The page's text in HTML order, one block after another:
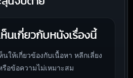
นเกี่ยวกับหนังเรื่องนี้
ให้เกี่ยวข้องกับเนื้อหา หลีกเลี่ยง
อข้อความไม่เหมาะสม